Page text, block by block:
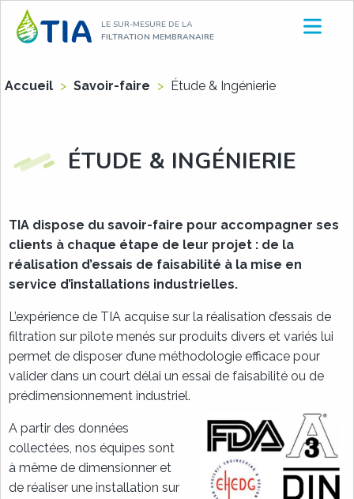
Aller
contenu
LE SUR-MESURE DE LA
FILTRATION MEMBRANAIRE
Accueil > Savoir-faire > Étude & Ingénierie
ÉTUDE & INGÉNIERIE
TIA dispose du savoir-faire pour accompagner ses
clients à chaque étape de leur projet : de la
réalisation d’essais de faisabilité à la mise en
service d’installations industrielles.
L’expérience de TIA acquise sur la réalisation d’essais de
filtration sur pilote menés sur produits divers et variés lui
permet de disposer d’une méthodologie efficace pour
valider dans un court délai un essai de faisabilité ou de
prédimensionnement industriel.
A partir des données
collectées, nos équipes sont
à même de dimensionner et
de réaliser une installation sur